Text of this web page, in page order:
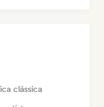
clássica